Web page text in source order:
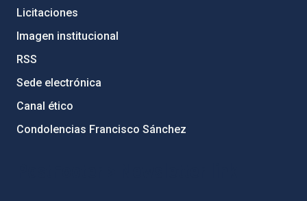
Licitaciones
Imagen institucional
RSS
Sede electrónica
Canal ético
Condolencias Francisco Sánchez